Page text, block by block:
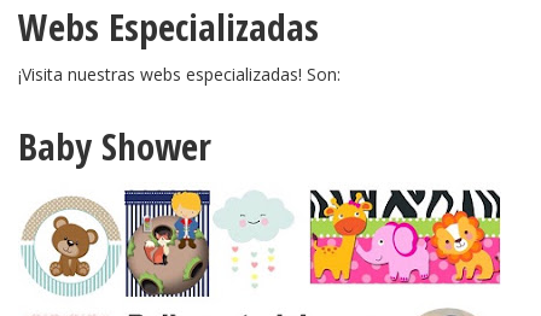
Webs Especializadas
¡Visita nuestras webs especializadas! Son:
Baby Shower